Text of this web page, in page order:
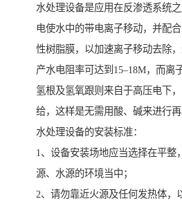
水处理设备是应用在反渗透系统
电使水中的带电离子移动，并配
性树脂膜，以加速离子移动去除，
产水电阻率可达到15–18M，而离
氢根及氢氧跟则来自于高压电下
给，这样是无需用酸、碱来进行再
水处理设备的安装标准：
1、设备安装场地应当选择在平整
源、水源的环境当中；
2、请勿靠近火源及任何发热体，